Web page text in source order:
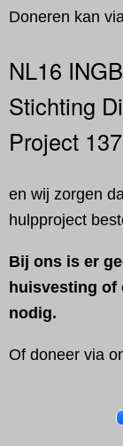
Doneren kan
NL16
Stichting
Project
en wij zorgen
hulpproject
Bij ons is er
huisvesting of
nodig.
Of doneer via